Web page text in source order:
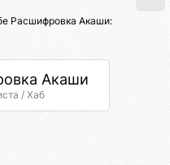
Расшифровка Акаши:
Акаши
/ Хаб